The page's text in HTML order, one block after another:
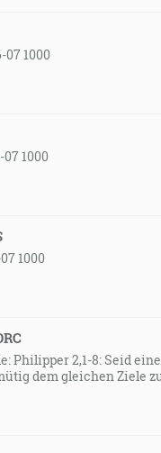
07 1000
1000
1000
Philipper 2,1-8: Seid
dem gleichen Ziele